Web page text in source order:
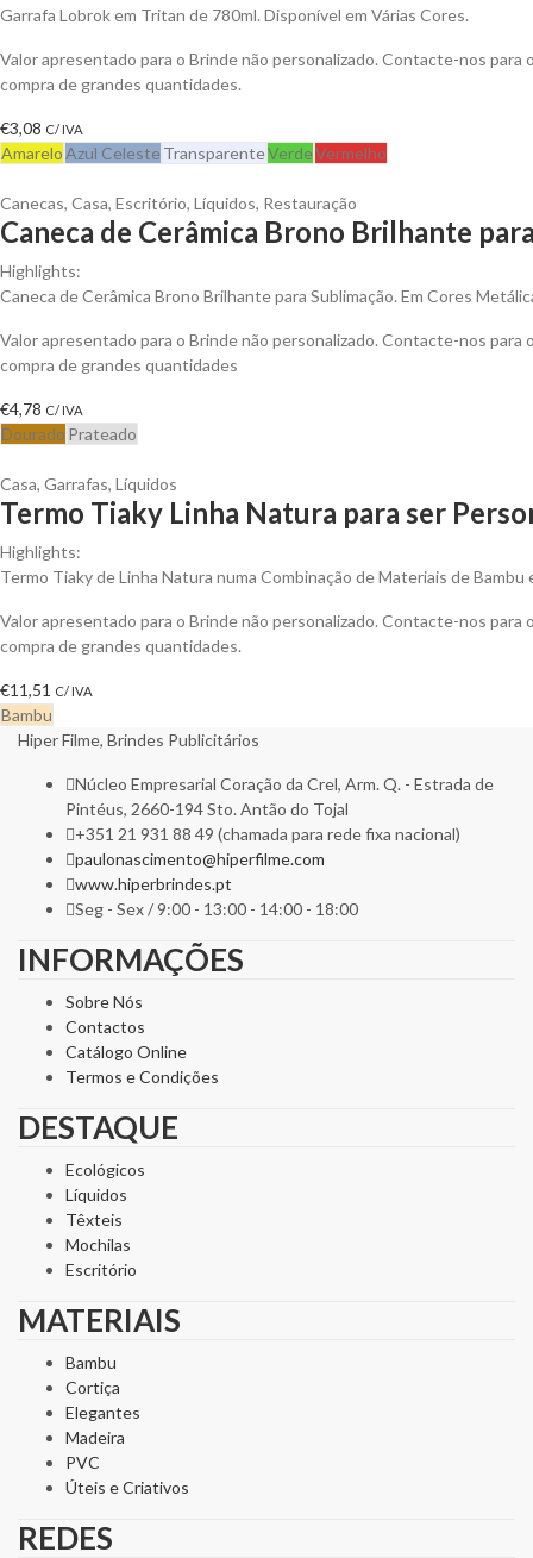
Garrafa Lobrok em Tritan de 780ml. Disponível em Várias Cores.
Valor apresentado para o Brinde não personalizado. Contacte-nos para
compra de grandes quantidades.
€3,08 C/ IVA
AmareloAzul Celeste TransparenteVerdeVermelho
Canecas, Casa, Escritório, Líquidos, Restauração
Caneca de Cerâmica Brono Brilhante
Highlights:
Caneca de Cerâmica Brono Brilhante para Sublimação. Em Cores
Valor apresentado para o Brinde não personalizado. Contacte-nos para
compra de grandes quantidades
€4,78 C/ IVA
Dourado Prateado
Casa, Garrafas, Líquidos
Termo Tiaky Linha Natura para ser
Highlights:
Termo Tiaky de Linha Natura numa Combinação de Materiais de Bambu
Valor apresentado para o Brinde não personalizado. Contacte-nos para
compra de grandes quantidades.
€11,51 C/ IVA
Bambu
Hiper Filme, Brindes Publicitários
Núcleo Empresarial Coração da Crel, Arm. Q. - Estrada de
Pintéus, 2660-194 Sto. Antão do Tojal
+351 21 931 88 49 (chamada para rede fixa nacional)
paulonascimento@hiperfilme.com
www.hiperbrindes.pt
Seg - Sex / 9:00 - 13:00 - 14:00 - 18:00
INFORMAÇÕES
Sobre Nós
Contactos
Catálogo Online
Termos e Condições
DESTAQUE
Ecológicos
Líquidos
Têxteis
Mochilas
Escritório
MATERIAIS
Bambu
Cortiça
Elegantes
Madeira
PVC
Úteis e Criativos
REDES